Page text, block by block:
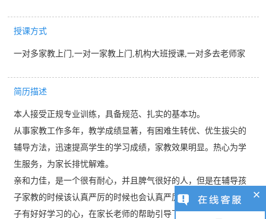
授课方式
一对多家教上门,一对一家教上门,机构大班授课,一对多去老师家
简历描述
本人接受正规专业训练，具备规范、扎实的基本功。
从事家教工作多年，教学成绩显著，有困难生转优、优生拔尖的
辅导方法，迅速提高学生的学习成绩，家教效果明显。热心为学
生服务，为家长排忧解难。
亲和力佳，是一个很有耐心，并且脾气很好的人，但是在辅导孩
子家教的时候该认真严厉的时候也会认真严厉。我觉得，只要孩
子有好好学习的心，在家长老师的帮助引导下，是能取得好成绩